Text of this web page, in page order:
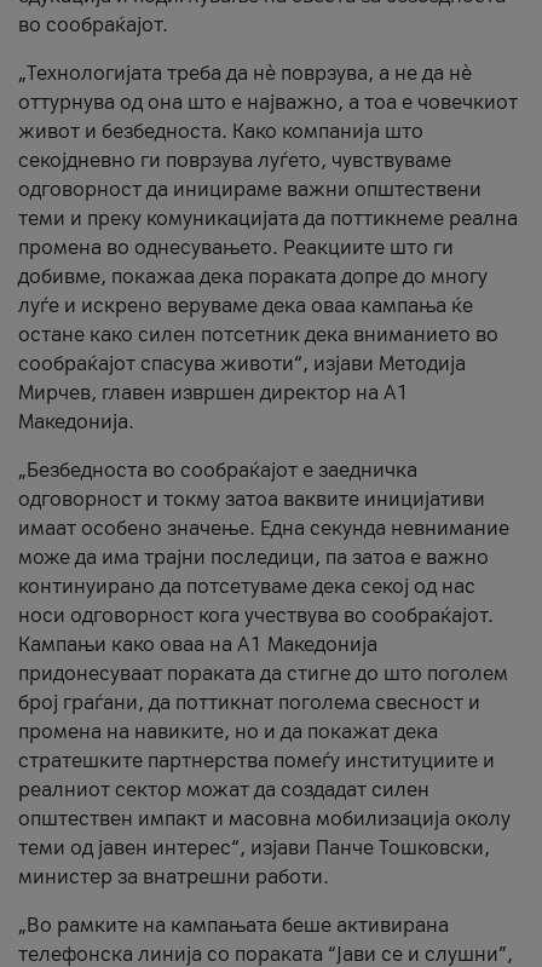
во сообраќајот.
„Технологијата треба да нè поврзува, а не да нè
оттурнува од она што е најважно, а тоа е човечкиот
живот и безбедноста. Како компанија што
секојдневно ги поврзува луѓето, чувствуваме
одговорност да иницираме важни општествени
теми и преку комуникацијата да поттикнеме реална
промена во однесувањето. Реакциите што ги
добивме, покажаа дека пораката допре до многу
луѓе и искрено веруваме дека оваа кампања ќе
остане како силен потсетник дека вниманието во
сообраќајот спасува животи“, изјави Методија
Мирчев, главен извршен директор на А1
Македонија.
„Безбедноста во сообраќајот е заедничка
одговорност и токму затоа ваквите иницијативи
имаат особено значење. Една секунда невнимание
може да има трајни последици, па затоа е важно
континуирано да потсетуваме дека секој од нас
носи одговорност кога учествува во сообраќајот.
Кампањи како оваа на A1 Македонија
придонесуваат пораката да стигне до што поголем
број граѓани, да поттикнат поголема свесност и
промена на навиките, но и да покажат дека
стратешките партнерства помеѓу институциите и
реалниот сектор можат да создадат силен
општествен импакт и масовна мобилизација околу
теми од јавен интерес“, изјави Панче Тошковски,
министер за внатрешни работи.
„Во рамките на кампањата беше активирана
телефонска линија со пораката “Јави се и слушни”,